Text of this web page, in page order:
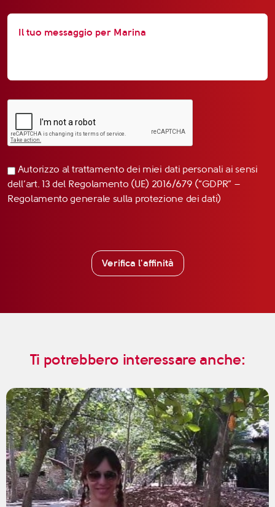
Autorizzo al trattamento dei miei dati personali ai sensi
dell’art. 13 del Regolamento (UE) 2016/679 (“GDPR” –
Regolamento generale sulla protezione dei dati)
Verifica l'affinità
Ti potrebbero interessare anche: